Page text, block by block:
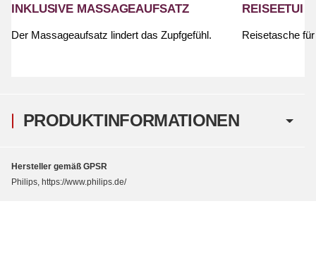
PRODUKTINFORMATIONEN
INKLUSIVE MASSAGEAUFSATZ
Der Massageaufsatz lindert das Zupfgefühl.
REISEETUI
Reisetasche
Hersteller gemäß GPSR
Philips, https://www.philips.de/